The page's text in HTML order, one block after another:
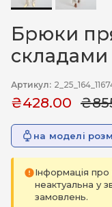
Брюки
складами
Артикул:
₴428.00
на моделі
Інформація
неактуальна у
замовлень.